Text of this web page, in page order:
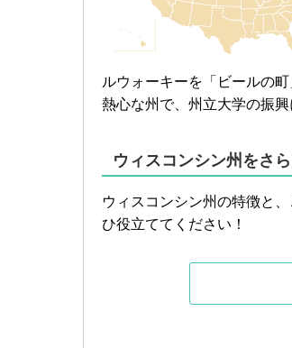
ルウォーキーを「ビールの
熱心な州で、州立大学の振
ウィスコンシン州をさ
ウィスコンシン州の特徴と
ひ役立ててください！